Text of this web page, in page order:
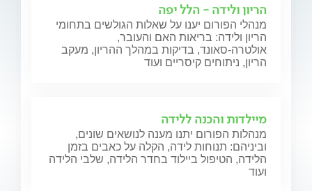
הריון ולידה - הלל יפה
מנהלי הפורום יענו על שאלות הגולשים בתחומי
הריון ולידה: בריאות האם והעובר,
אולטרה-סאונד, בדיקות במהלך ההריון, מעקב
הריון, ניתוחים קיסריים ועוד
מיילדות והכנה ללידה
מנהלות הפורום יתנו מענה לנושאים שונים,
וביניהם: תנוחות לידה, הקלה על כאבים בזמן
הלידה, הטיפול ביילוד בחדר הלידה, שלבי הלידה
ועוד